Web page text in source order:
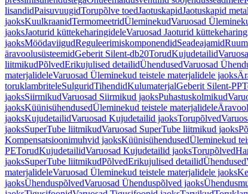
lisandidPaisuvuugidTorupõlve toedJaotuskapidJaotuskapid
jaoksKuulkraanidTermomeetridÜleminekudVaruosad
jaoksJaoturid küttekeharingideleVaruosad Jaoturid
jaoksMöödaviigudReguleerimiskomponendidSeadeajamid
äravoolusüsteemidGeberit Silent-db20TorudKujudetailid
liitmikudPõlvedErikujulised detailidÜhendusedVaruosad
materjalideleVaruosad Üleminekud teistele materjalidele jaoks
toruklambriteleSulguridTihendidKulumaterjalGeberit Silent-PP
jaoksSiirmikudVaruosad Siirmikud jaoksPuhastuskolmikud
jaoksKüünisühendusedÜleminekud teistele materjalidele
jaoksKujudetailidVaruosad Kujudetailid jaoksTorupõlved
jaoksSuperTube liitmikudVaruosad SuperTube liitmikud jaoks
Kompensatsioonimuhvid jaoksKüünisühendusedÜleminekud
PETorudKujudetailidVaruosad Kujudetailid jaoksTorupõlved
jaoksSuperTube liitmikudPõlvedErikujulised detailidÜhendused
materjalideleVaruosad Üleminekud teistele materjalidele jaoks
jaoksÜhenduspõlvedVaruosad Ühenduspõlved jaoks